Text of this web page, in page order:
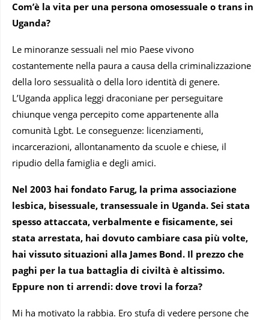
Com’è la vita per una persona omosessuale o trans in
Uganda?
Le minoranze sessuali nel mio Paese vivono
costantemente nella paura a causa della criminalizzazione
della loro sessualità o della loro identità di genere.
L’Uganda applica leggi draconiane per perseguitare
chiunque venga percepito come appartenente alla
comunità Lgbt. Le conseguenze: licenziamenti,
incarcerazioni, allontanamento da scuole e chiese, il
ripudio della famiglia e degli amici.
Nel 2003 hai fondato Farug, la prima associazione
lesbica, bisessuale, transessuale in Uganda. Sei stata
spesso attaccata, verbalmente e fisicamente, sei
stata arrestata, hai dovuto cambiare casa più volte,
hai vissuto situazioni alla James Bond. Il prezzo che
paghi per la tua battaglia di civiltà è altissimo.
Eppure non ti arrendi: dove trovi la forza?
Mi ha motivato la rabbia. Ero stufa di vedere persone che